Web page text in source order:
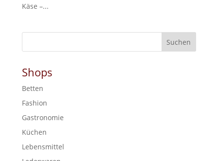
Käse –...
Shops
Betten
Fashion
Gastronomie
Küchen
Lebensmittel